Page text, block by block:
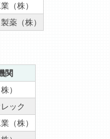
（株）
薬（株）
関
）
ック
（株）